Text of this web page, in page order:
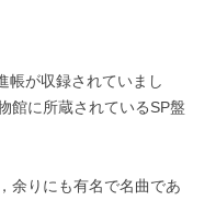
帳が収録されていまし
館に所蔵されているSP盤
余りにも有名で名曲であ